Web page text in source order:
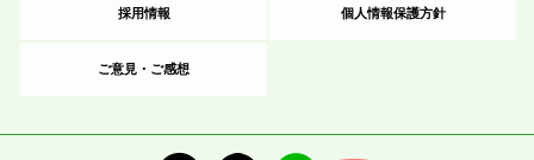
採用情報 個人情報保護方針
ご意見・ご感想